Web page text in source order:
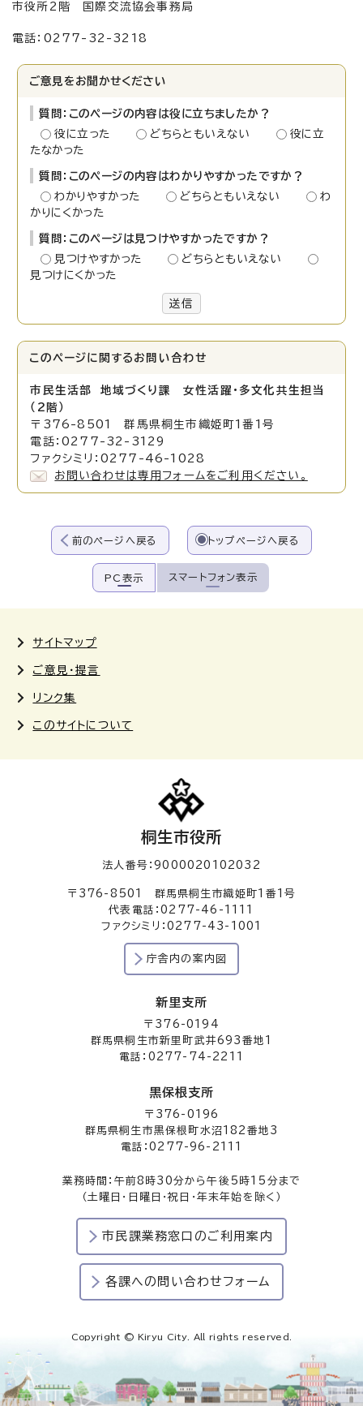
市役所2階 国際交流協会事務局
電話：0277-32-3218
ご意見をお聞かせください
質問：このページの内容は役に立ちましたか？
役に立った
どちらともいえない
役に立
たなかった
質問：このページの内容はわかりやすかったですか？
わかりやすかった
どちらともいえない
わ
かりにくかった
質問：このページは見つけやすかったですか？
見つけやすかった
どちらともいえない
見つけにくかった
送信
このページに関する お問い合わせ
市民生活部 地域づくり課 女性活躍・多文化共生担当
（2階）
〒376-8501 群馬県桐生市織姫町1番1号
電話：0277-32-3129
ファクシミリ：0277-46-1028
お問い合わせは専用フォームをご利用ください。
前のページへ戻る トップページへ戻る
PC表示 スマートフォン表示
サイトマップ
ご意見・提言
リンク集
このサイトについて
桐生市役所
法人番号：9000020102032
〒376-8501 群馬県桐生市織姫町1番1号
代表電話：0277-46-1111
ファクシミリ：0277-43-1001
庁舎内の案内図
新里支所
〒376-0194
群馬県桐生市新里町武井693番地1
電話：0277-74-2211
黒保根支所
〒376-0196
群馬県桐生市黒保根町水沼182番地3
電話：0277-96-2111
業務時間：午前8時30分から午後5時15分まで
（土曜日・日曜日・祝日・年末年始を除く）
市民課業務窓口のご利用案内
各課への問い合わせフォーム
Copyright © Kiryu City. All rights reserved.